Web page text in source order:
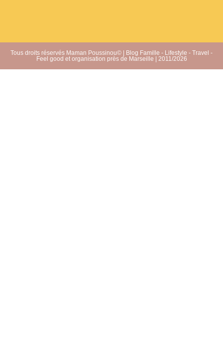
Tous droits réservés Maman Poussinou© | Blog Famille - Lifestyle - Travel -
Feel good et organisation près de Marseille | 2011/2026